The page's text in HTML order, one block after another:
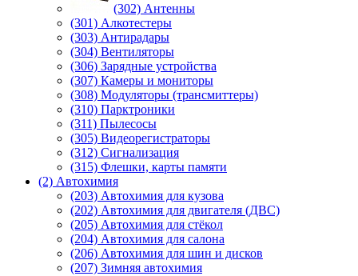
(302) Антенны
(301) Алкотестеры
(303) Антирадары
(304) Вентиляторы
(306) Зарядные устройства
(307) Камеры и мониторы
(308) Модуляторы (трансмиттеры)
(310) Парктроники
(311) Пылесосы
(305) Видеорегистраторы
(312) Сигнализация
(315) Флешки, карты памяти
(2) Автохимия
(203) Автохимия для кузова
(202) Автохимия для двигателя (ДВС)
(205) Автохимия для стёкол
(204) Автохимия для салона
(206) Автохимия для шин и дисков
(207) Зимняя автохимия